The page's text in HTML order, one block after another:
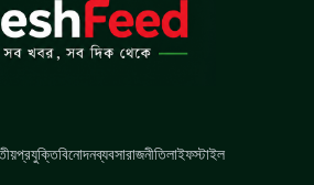
প্রযুক্তিবিনোদনব্যবসারাজনীতিলাইফস্টাইল